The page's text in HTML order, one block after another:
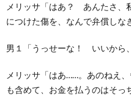
メリッサ「はあ？ あんたさ
につけた傷を、なんで弁償しな
男１「うっせーな！ いいから
メリッサ「はあ……。あのねえ
も含めて、お金を払うのはそっ